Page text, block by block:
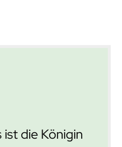
die Königin